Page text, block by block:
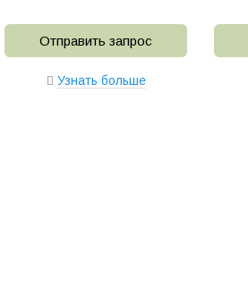
Отправить запрос
Узнать больше